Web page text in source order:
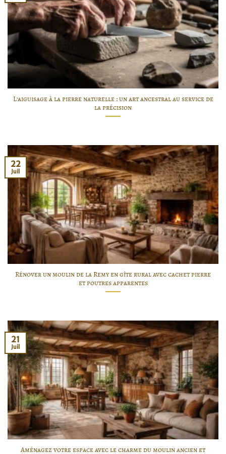
L’aiguisage à la pierre naturelle : un art ancestral au service de
la précision
Rénover un moulin de la Remy en gîte rural avec cachet pierre
et poutres apparentes
22
Juil
Aménagez votre espace avec le charme du moulin ancien et
21
Juil